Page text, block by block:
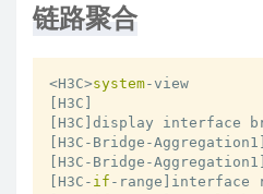
链路聚合
<H3C>system-view
[H3C]
[H3C]display interface
[H3C-Bridge-
[H3C-Bridge-
[H3C- if -range]interface